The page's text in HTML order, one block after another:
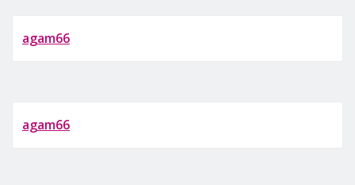
agam66
agam66